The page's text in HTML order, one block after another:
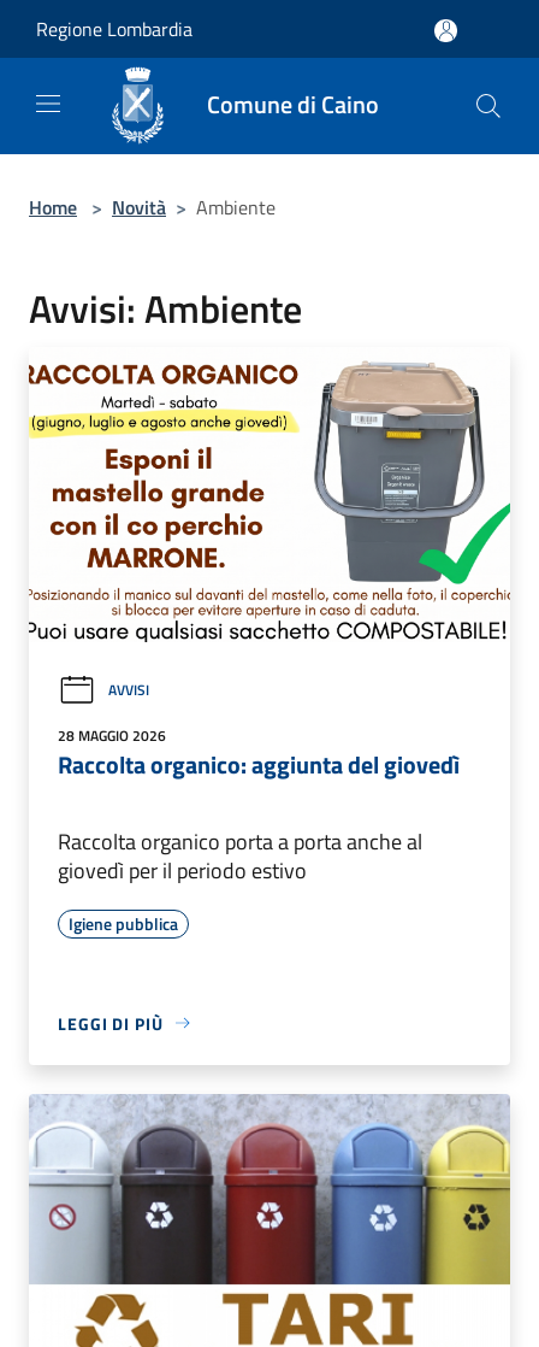
Regione Lombardia
Comune di Caino
Home > Novità > Ambiente
Avvisi: Ambiente
AVVISI
28 MAGGIO 2026
Raccolta organico: aggiunta del giovedì
Raccolta organico porta a porta anche al
giovedì per il periodo estivo
Igiene pubblica
LEGGI DI PIÙ